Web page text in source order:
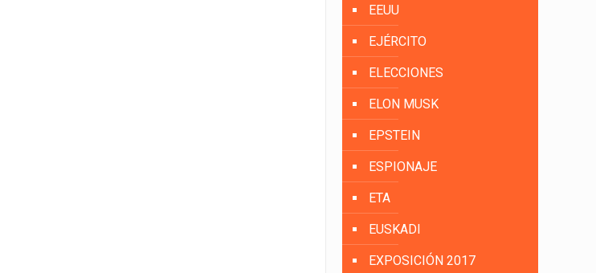
EEUU
EJÉRCITO
ELECCIONES
ELON MUSK
EPSTEIN
ESPIONAJE
ETA
EUSKADI
EXPOSICIÓN 2017